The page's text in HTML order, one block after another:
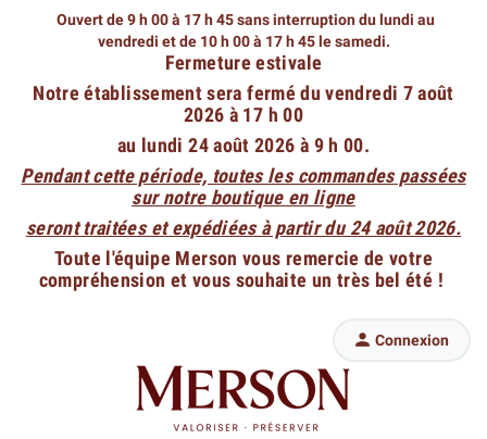
Ouvert de 9 h 00 à 17 h 45 sans interruption du lundi au
vendredi et de 10 h 00 à 17 h 45 le samedi.
Fermeture estivale
Notre établissement sera fermé du vendredi 7 août
2026 à 17 h 00
au lundi 24 août 2026 à 9 h 00.
Pendant cette période, toutes les commandes passées
sur notre boutique en ligne
seront traitées et expédiées à partir du 24 août 2026.
Toute l'équipe Merson vous remercie de votre
compréhension et vous souhaite un très bel été !
 Connexion